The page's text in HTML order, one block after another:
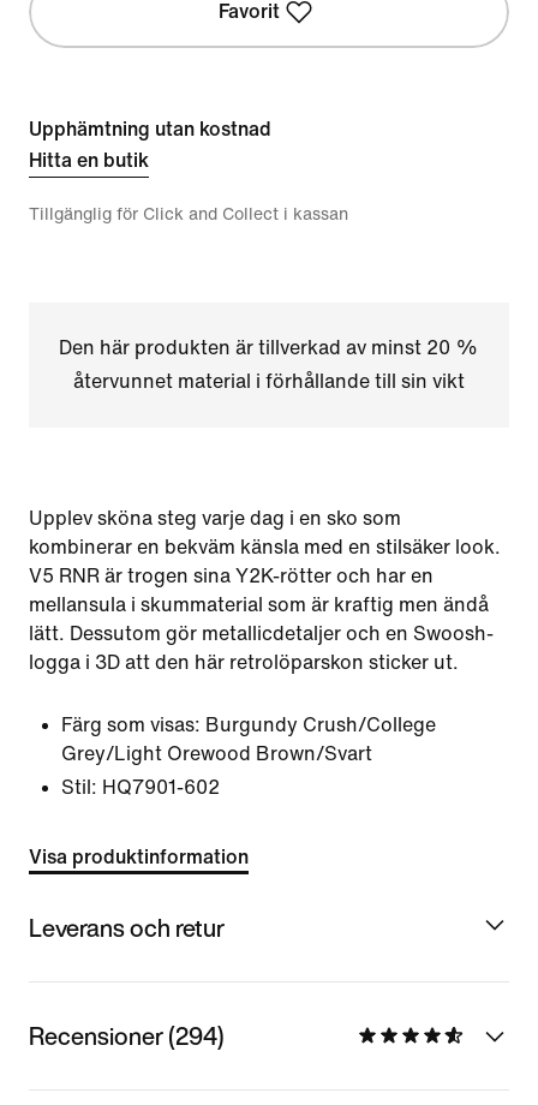
Favorit
Upphämtning utan kostnad
Hitta en butik
Tillgänglig för Click and Collect i kassan
Den här produkten är tillverkad av minst 20 %
återvunnet material i förhållande till sin vikt
Upplev sköna steg varje dag i en sko som
kombinerar en bekväm känsla med en stilsäker look.
V5 RNR är trogen sina Y2K-rötter och har en
mellansula i skummaterial som är kraftig men ändå
lätt. Dessutom gör metallicdetaljer och en Swoosh-
logga i 3D att den här retrolöparskon sticker ut.
Färg som visas: Burgundy Crush/College
Grey/Light Orewood Brown/Svart
Stil: HQ7901-602
Visa produktinformation
Leverans och retur
Recensioner (294)